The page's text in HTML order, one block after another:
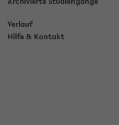
Verlauf
Hilfe & Kontakt